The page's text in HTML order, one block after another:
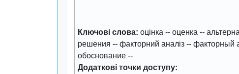
Ключові слова: оцінка -- оценка --
решения -- факторний аналіз -- факторный
обоснование --
Додаткові точки доступу: